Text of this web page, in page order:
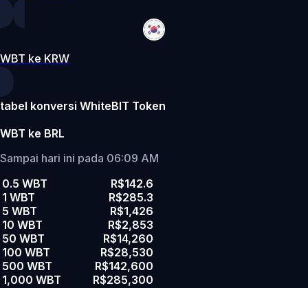
WBT ke KRW
tabel konversi WhiteBIT Token
WBT ke BRL
Sampai hari ini pada 06:09 AM
0.5 WBT
R$142.6
1 WBT
R$285.3
5 WBT
R$1,426
10 WBT
R$2,853
50 WBT
R$14,260
100 WBT
R$28,530
500 WBT
R$142,600
1,000 WBT
R$285,300